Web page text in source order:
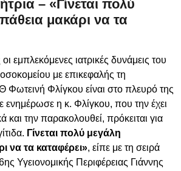
– «Γίνεται πολύ
μακάρι να τα
εμπλεκόμενες ιατρικές δυνάμεις του
με επικεφαλής τη
Φωτεινή Φλίγκου είναι στο πλευρό της
ενημέρωσε η κ. Φλίγκου, που την έχει
την παρακολουθεί, πρόκειται για
Γίνεται πολύ μεγάλη
να τα καταφέρει», είπε με τη σειρά
Υγειονομικής Περιφέρειας Γιάννης